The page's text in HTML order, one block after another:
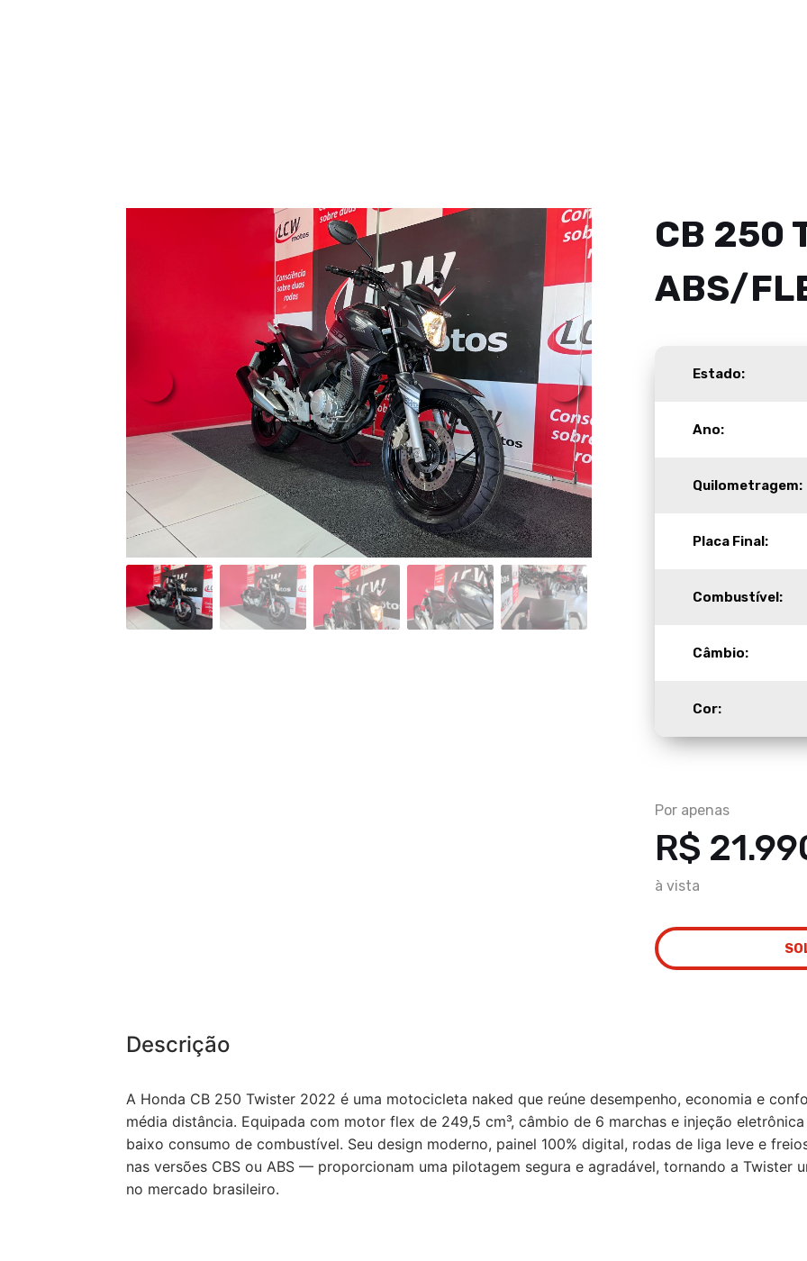
CB 250
ABS/
Estado:
Ano:
Quilometragem:
Placa Final:
Combustível:
Câmbio:
Cor:
Por apenas
R$
à vista
Descrição
A Honda CB 250 Twister 2022 é uma motocicleta naked que reúne desempenho, economia e
média distância. Equipada com motor flex de 249,5 cm³, câmbio de 6 marchas e injeção
baixo consumo de combustível. Seu design moderno, painel 100% digital, rodas de liga leve e
nas versões CBS ou ABS — proporcionam uma pilotagem segura e agradável, tornando a Twister
no mercado brasileiro.